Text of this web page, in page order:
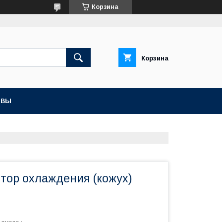
Корзина
Корзина
охлаждения (кожух)